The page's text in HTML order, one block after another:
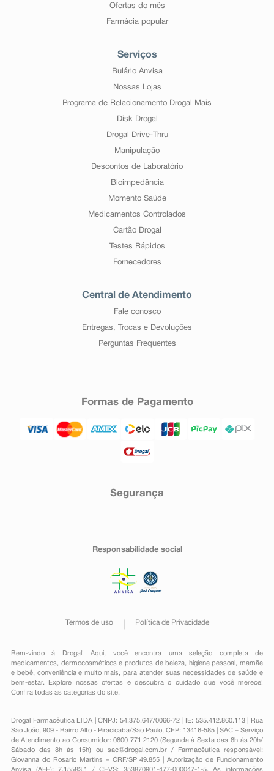
Ofertas do mês
Farmácia popular
Serviços
Bulário Anvisa
Nossas Lojas
Programa de Relacionamento Drogal Mais
Disk Drogal
Drogal Drive-Thru
Manipulação
Descontos de Laboratório
Bioimpedância
Momento Saúde
Medicamentos Controlados
Cartão Drogal
Testes Rápidos
Fornecedores
Central de Atendimento
Fale conosco
Entregas, Trocas e Devoluções
Perguntas Frequentes
Formas de Pagamento
Segurança
Responsabilidade social
Termos de uso Política de Privacidade
Bem-vindo à Drogal! Aqui, você encontra uma seleção completa de
medicamentos , dermocosméticos e produtos de beleza, higiene pessoal ,mamãe
e bebê, conveniênciae muito mais, para atender suas necessidades de saúde e
bem-estar. Explore nossas ofertas e descubra o cuidado que você merece!
Confira todas as categorias do site.
Drogal Farmacêutica LTDA | CNPJ: 54.375.647/0066-72 | IE: 535.412.860.113 | Rua
São João, 909 - Bairro Alto - Piracicaba/São Paulo, CEP: 13416-585 | SAC – Serviço
de Atendimento ao Consumidor: 0800 771 2120 (Segunda à Sexta das 8h às 20h/
Sábado das 8h às 15h) ou sac@drogal.com.br/ Farmacêutica responsável:
Giovanna do Rosario Martins – CRF/SP 49.855 | Autorização de Funcionamento
Anvisa (AFE): 7.15583.1 / CEVS: 353870901-477-000047-1-5. As informações